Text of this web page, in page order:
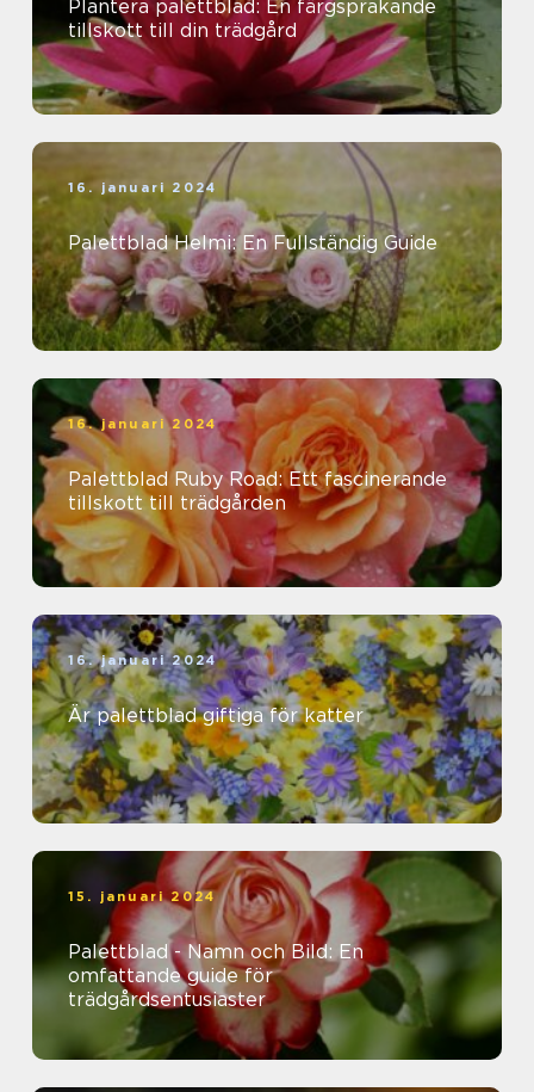
Plantera palettblad: En färgsprakande
tillskott till din trädgård
16. januari 2024
Palettblad Helmi: En Fullständig Guide
16. januari 2024
Palettblad Ruby Road: Ett fascinerande
tillskott till trädgården
16. januari 2024
Är palettblad giftiga för katter
15. januari 2024
Palettblad - Namn och Bild: En
omfattande guide för
trädgårdsentusiaster